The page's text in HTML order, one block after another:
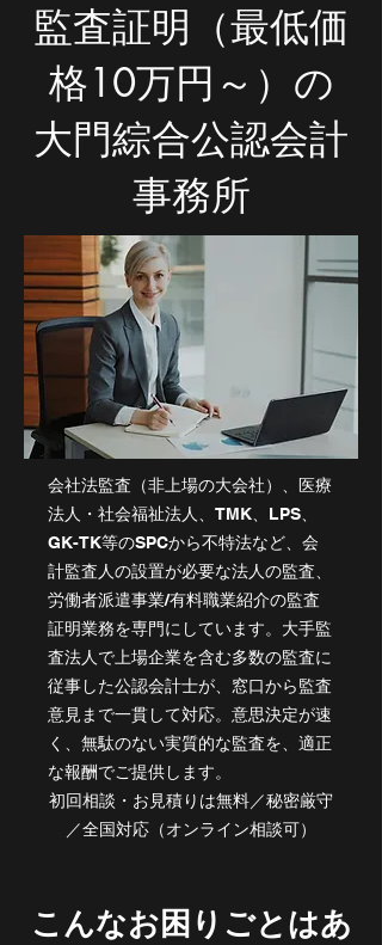
監査証明（最低価
格10万円～）の
​大門綜合公認会計
事務所
会社法監査（非上場の大会社）、医療
法人・社会福祉法人、TMK、LPS、
GK-TK等のSPCから不特法など、会
計監査人の設置が必要な法人の監査、
労働者派遣事業/有料職業紹介の監査
証明業務を専門にしています。大手監
査法人で上場企業を含む多数の監査に
従事した公認会計士が、窓口から監査
意見まで一貫して対応。意思決定が速
く、無駄のない実質的な監査を、適正
な報酬でご提供します。
初回相談・お見積りは無料／秘密厳守
／全国対応（オンライン相談可）
こんなお困りごとはあ